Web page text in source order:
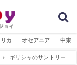
カ オセアニア 中東
ギリシャのサントリーニ